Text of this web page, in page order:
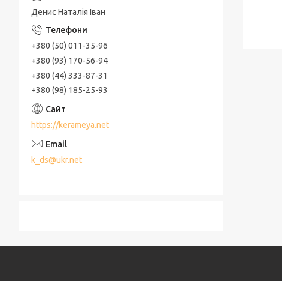
Денис Наталія Іван
+380 (50) 011-35-96
+380 (93) 170-56-94
+380 (44) 333-87-31
+380 (98) 185-25-93
https://kerameya.net
k_ds@ukr.net